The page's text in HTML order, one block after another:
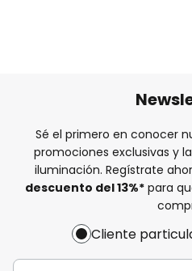
Sé el primero en conocer
promociones exclusivas y
iluminación. Regístrate
descuento del13%* para
Cliente